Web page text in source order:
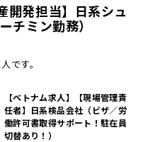
開発担当】日系シュ
チミン勤務）
です。
【ベトナム求人】【現場管理責
任者】日系検品会社（ビザ／労
働許可書取得サポート！駐在員
切替あり！）